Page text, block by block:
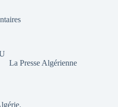
La Presse Algérienne